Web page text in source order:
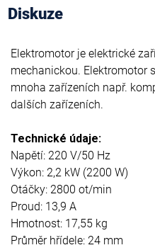
Diskuze
Elektromotor je elektrické
mechanickou. Elektromotor
mnoha zařízeních např.
dalších zařízeních.
Technické údaje:
Napětí: 220 V/50 Hz
Výkon: 2,2 kW (2200 W)
Otáčky: 2800 ot/min
Proud: 13,9 A
Hmotnost: 17,55 kg
Průměr hřídele: 24 mm